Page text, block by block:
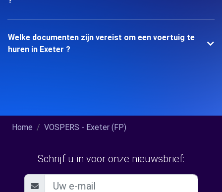
Welke documenten zijn vereist om een voertuig te
huren in Exeter ?
Home VOSPERS - Exeter (FP)
Schrijf u in voor onze nieuwsbrief: